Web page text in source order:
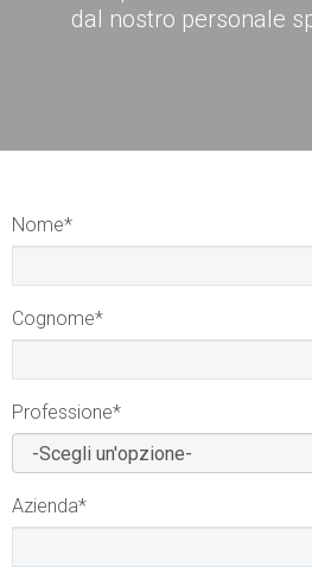
dal nostro personale
Nome*
Cognome*
Professione*
Azienda*